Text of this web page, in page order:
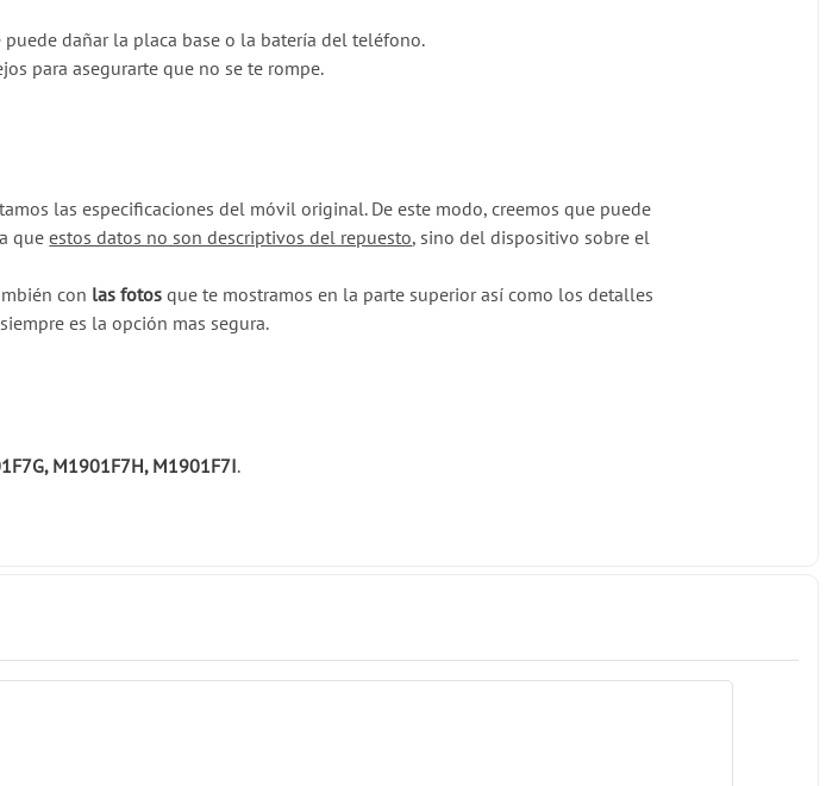
dañar la placa base o la batería del teléfono.
para asegurarte que no se te rompe.
las especificaciones del móvil original. De este modo, creemos que puede
queestos datos no son descriptivos del repuesto, sino del dispositivo sobre el
con las fotos que te mostramos en la parte superior así como los detalles
siempre es la opción mas segura.
M1901F7H, M1901F7I.